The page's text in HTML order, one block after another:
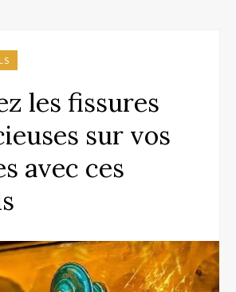
les fissures
sur vos
avec ces